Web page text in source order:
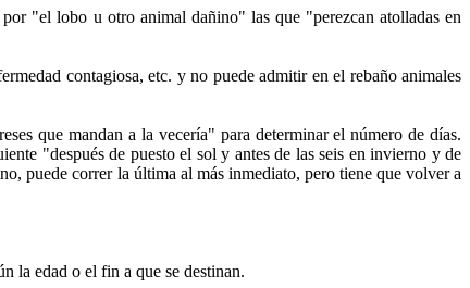
"el lobo u otro animal dañino" las que "perezcan atolladas en
contagiosa, etc. y no puede admitir en el rebaño animales
que mandan a la vecería" para determinar el número de días.
"después de puesto el sol y antes de las seis en invierno y de
puede correr la última al más inmediato, pero tiene que volver a
la edad o el fin a que se destinan.